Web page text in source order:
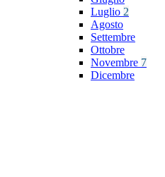
Luglio 2
Agosto
Settembre
Ottobre
Novembre 7
Dicembre